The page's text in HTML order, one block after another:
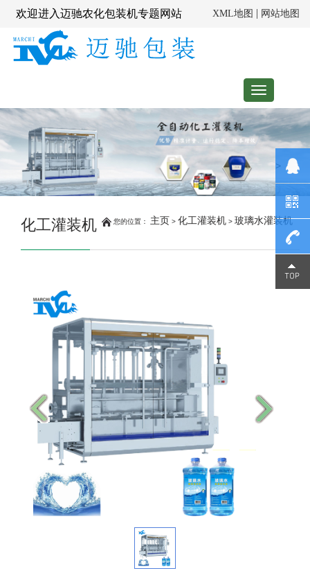
欢迎进入迈驰农化包装机专题网站 XML地图 | 网站地图
Toggle
navigation
化工灌装机 您的位置： 主页 > 化工灌装机 > 玻璃水灌装机
>